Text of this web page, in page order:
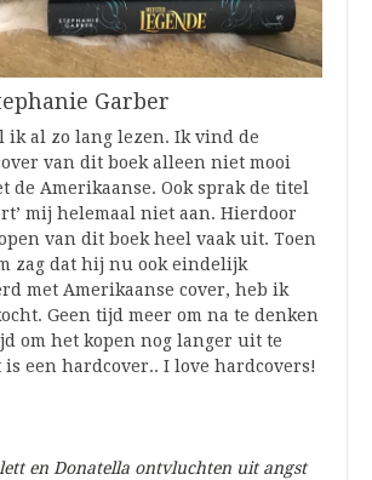
Garber
ik al zo lang lezen. Ik vind de
van dit boek alleen niet mooi
de Amerikaanse. Ook sprak de titel
mij helemaal niet aan. Hierdoor
van dit boek heel vaak uit. Toen
zag dat hij nu ook eindelijk
met Amerikaanse cover, heb ik
Geen tijd meer om na te denken
om het kopen nog langer uit te
een hardcover.. I love hardcovers!
en Donatella ontvluchten uit angst